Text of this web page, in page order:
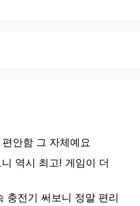
안함 그 자체예요
역시 최고! 게임이 더
충전기 써보니 정말 편리